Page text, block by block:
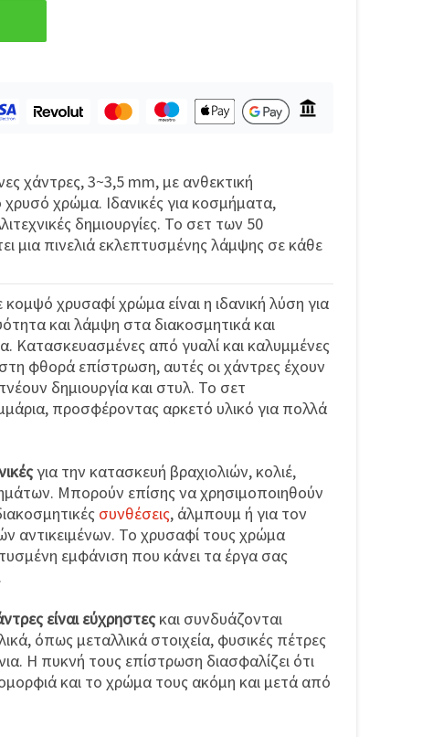
χάντρες, 3~3,5 mm, με ανθεκτική
χρώμα. Ιδανικές για κοσμήματα,
δημιουργίες. Το σετ των 50
μια πινελιά εκλεπτυσμένης λάμψης σε κάθε
χρυσαφί χρώμα είναι η ιδανική λύση για
και λάμψη στα διακοσμητικά και
Κατασκευασμένες από γυαλί και καλυμμένες
φθορά επίστρωση, αυτές οι χάντρες έχουν
δημιουργία και στυλ. Το σετ
προσφέροντας αρκετό υλικό για πολλά
για την κατασκευή βραχιολιών, κολιέ,
Μπορούν επίσης να χρησιμοποιηθούν
συνθέσεις, άλμπουμ ή για τον
αντικειμένων. Το χρυσαφί τους χρώμα
εμφάνιση που κάνει τα έργα σας
είναι εύχρηστεςκαι συνδυάζονται
όπως μεταλλικά στοιχεία, φυσικές πέτρες
Η πυκνή τους επίστρωση διασφαλίζει ότι
και το χρώμα τους ακόμη και μετά από